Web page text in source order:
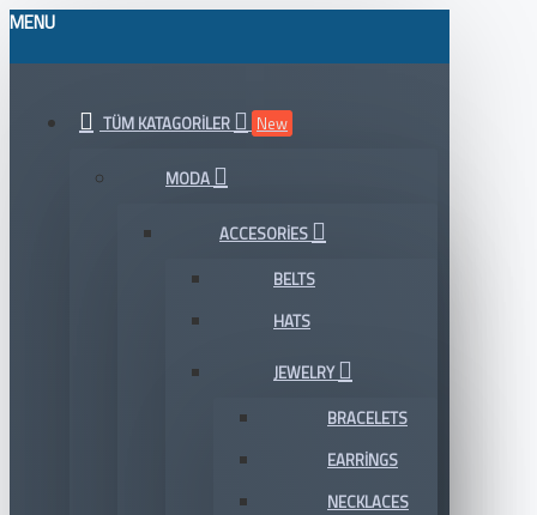
MENU
TÜM KATAGORILER New
MODA
ACCESORIES
BELTS
HATS
JEWELRY
BRACELETS
EARRINGS
NECKLACES